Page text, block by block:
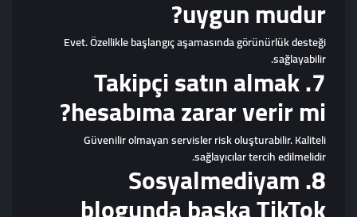
uygun mudur?
Evet. Özellikle başlangıç aşamasında görünürlük desteği
sağlayabilir.
7. Takipçi satın almak
hesabıma zarar verir mi?
Güvenilir olmayan servisler risk oluşturabilir. Kaliteli
sağlayıcılar tercih edilmelidir.
8. Sosyalmediyam